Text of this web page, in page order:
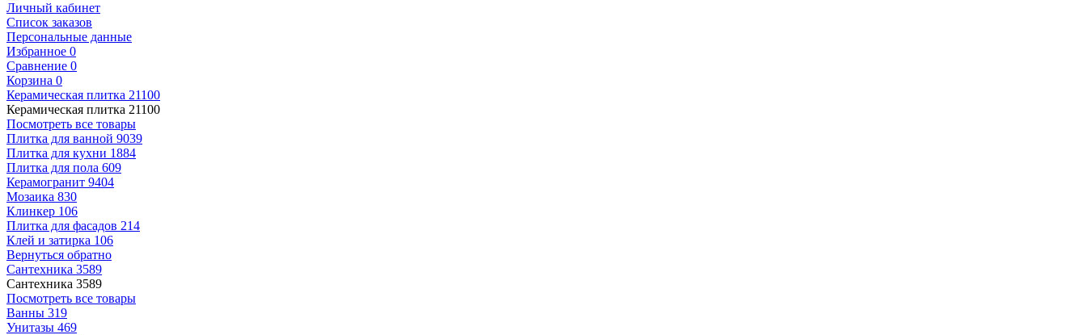
Личный кабинет
Список заказов
Персональные данные
Избранное 0
Сравнение 0
Корзина 0
Керамическая плитка 21100
Керамическая плитка 21100
Посмотреть все товары
Плитка для ванной 9039
Плитка для кухни 1884
Плитка для пола 609
Керамогранит 9404
Мозаика 830
Клинкер 106
Плитка для фасадов 214
Клей и затирка 106
Вернуться обратно
Сантехника 3589
Сантехника 3589
Посмотреть все товары
Ванны 319
Унитазы 469